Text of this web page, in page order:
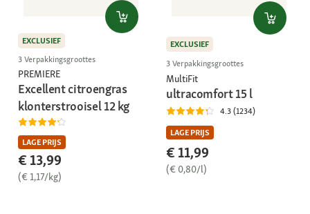
EXCLUSIEF
3 Verpakkingsgroottes
PREMIERE
Excellent citroengras
klonterstrooisel 12 kg
LAGE PRIJS
€ 13,99
(€ 1,17/kg)
EXCLUSIEF
3 Verpakkingsgroottes
MultiFit
ultracomfort 15 l
4.3 (1234)
LAGE PRIJS
€ 11,99
(€ 0,80/l)